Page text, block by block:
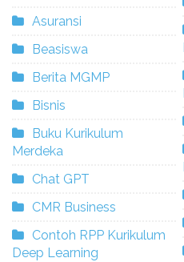
Asuransi
Beasiswa
Berita MGMP
Bisnis
Buku Kurikulum
Merdeka
Chat GPT
CMR Business
Contoh RPP Kurikulum
Deep Learning